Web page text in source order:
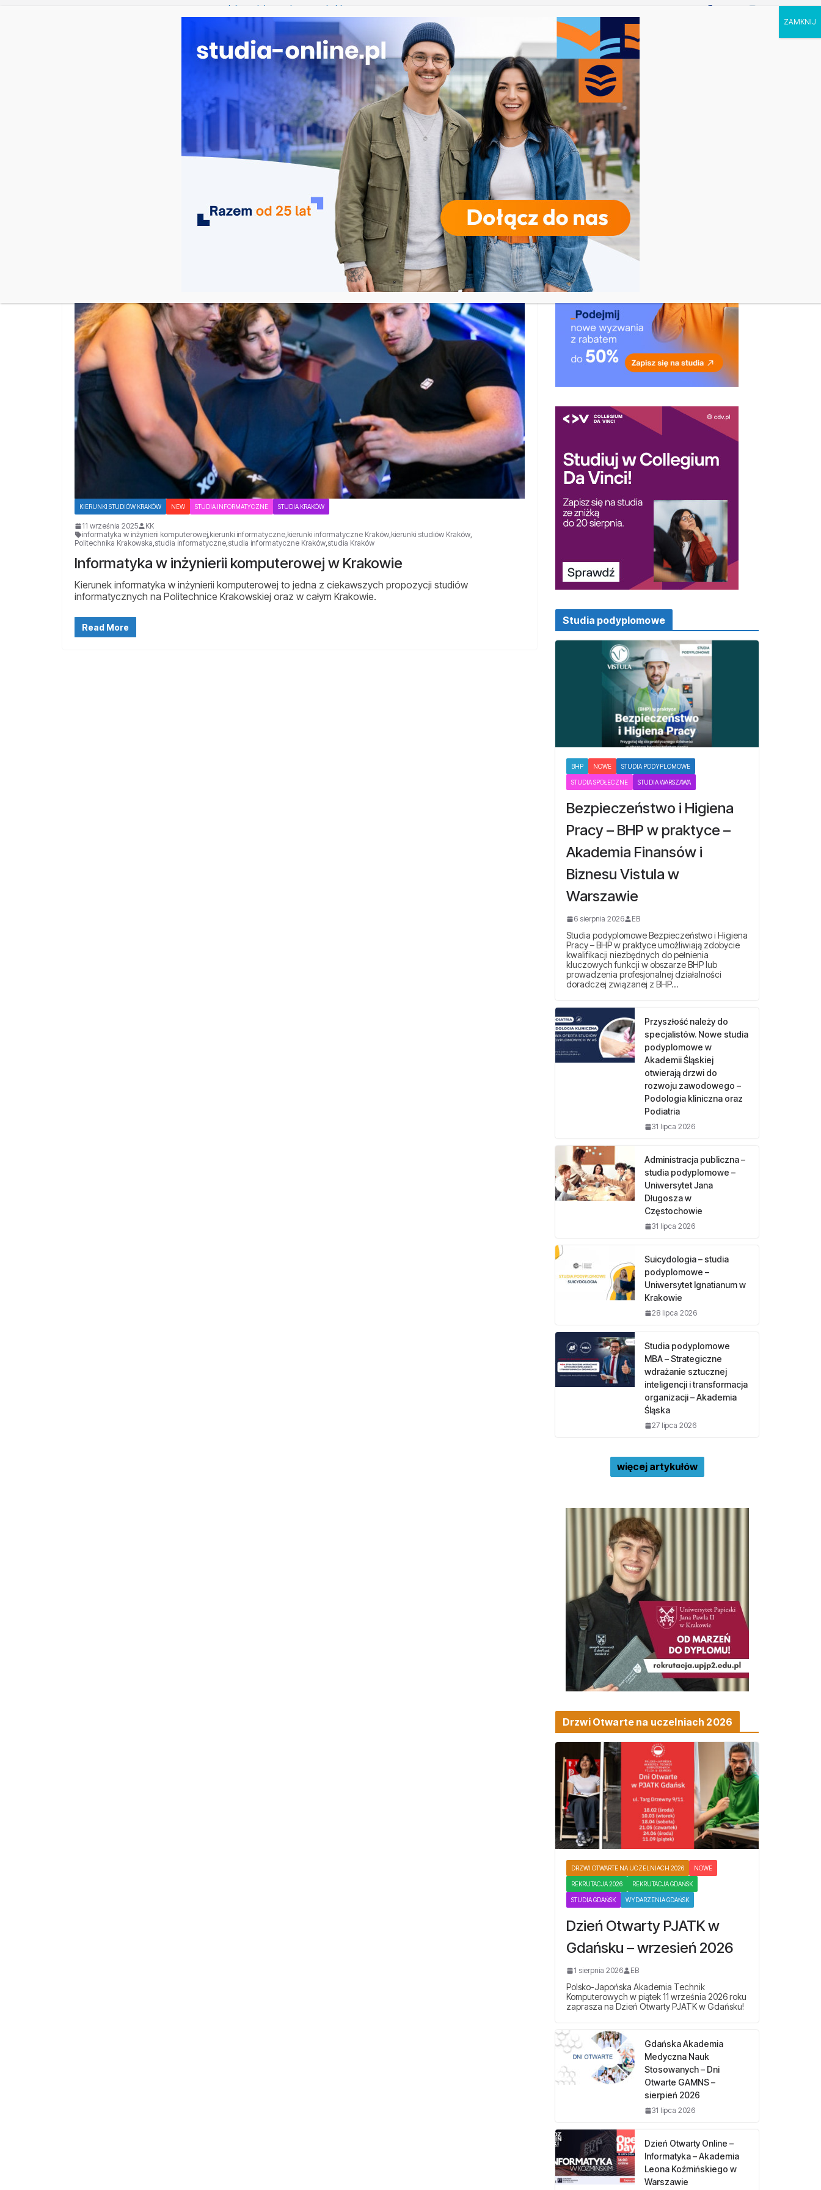
Rekrutacja na studia 2027/2028 – Uniwersytet Gdański
Rekrutacja na studia 2027/2028 na uczelnie państwowe w
Opolu
Rekrutacja na studia 2027/2028 – Uniwersytet Rolniczy w
Krakowie: kierunki, terminy, zasady
Rekrutacja na studia 2027/28 – Uniwersytet Medyczny w Łodzi:
kierunki, terminy, zasady
UCZELNIE KIERUNKI RODZAJE STUDIÓW REKRUTACJA DRZWI OTWARTE TOP STUDIA KALENDARZ
informatyka w inżynierii komputerowej
KIERUNKI STUDIÓW KRAKÓW NEW STUDIA INFORMATYCZNE STUDIA KRAKÓW
11 września 2025
KK
informatyka w inżynierii komputerowej kierunki informatyczne kierunki informatyczne Kraków kierunki studiów Kraków
Politechnika Krakowska studia informatyczne studia informatyczne Kraków studia Kraków
Informatyka w inżynierii komputerowej w Krakowie
Kierunek informatyka w inżynierii komputerowej to jedna z ciekawszych propozycji studiów
informatycznych na Politechnice Krakowskiej oraz w całym Krakowie.
Read More
Studia podyplomowe
BHP NOWE STUDIA PODYPLOMOWE
STUDIA SPOŁECZNE STUDIA WARSZAWA
Bezpieczeństwo i Higiena
Pracy – BHP w praktyce –
Akademia Finansów i
Biznesu Vistula w
Warszawie
6 sierpnia 2026 EB
Studia podyplomowe Bezpieczeństwo i Higiena
Pracy – BHP w praktyce umożliwiają zdobycie
kwalifikacji niezbędnych do pełnienia
kluczowych funkcji w obszarze BHP lub
prowadzenia profesjonalnej działalności
doradczej związanej z BHP…
Przyszłość należy do
specjalistów. Nowe studia
podyplomowe w
Akademii Śląskiej
otwierają drzwi do
rozwoju zawodowego –
Podologia kliniczna oraz
Podiatria
31 lipca 2026
Administracja publiczna –
studia podyplomowe –
Uniwersytet Jana
Długosza w
Częstochowie
31 lipca 2026
Suicydologia – studia
podyplomowe –
Uniwersytet Ignatianum w
Krakowie
28 lipca 2026
Studia podyplomowe
MBA – Strategiczne
wdrażanie sztucznej
inteligencji i transformacja
organizacji – Akademia
Śląska
27 lipca 2026
więcej artykułów
Drzwi Otwarte na uczelniach 2026
DRZWI OTWARTE NA UCZELNIACH 2026 NOWE
REKRUTACJA 2026 REKRUTACJA GDAŃSK
STUDIA GDAŃSK WYDARZENIA GDAŃSK
Dzień Otwarty PJATK w
Gdańsku – wrzesień 2026
1 sierpnia 2026 EB
Polsko-Japońska Akademia Technik
Komputerowych w piątek 11 września 2026 roku
zaprasza na Dzień Otwarty PJATK w Gdańsku!
Gdańska Akademia
Medyczna Nauk
Stosowanych – Dni
Otwarte GAMNS –
sierpień 2026
31 lipca 2026
Dzień Otwarty Online –
Informatyka – Akademia
Leona Koźmińskiego w
Warszawie